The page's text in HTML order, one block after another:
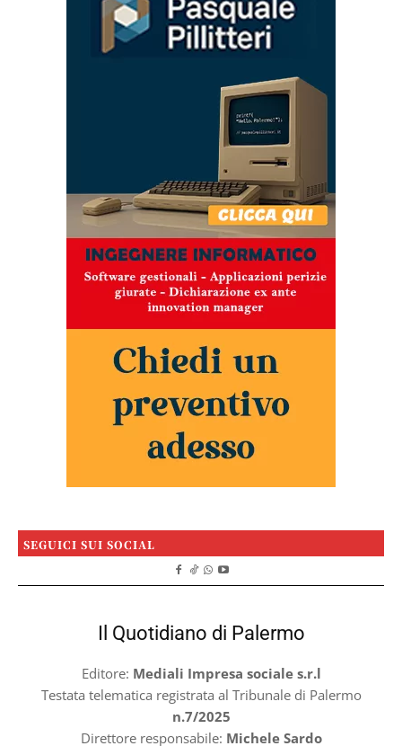
SEGUICI SUI SOCIAL
Il Quotidiano di Palermo
Editore: Mediali Impresa sociale s.r.l
Testata telematica registrata al Tribunale di Palermo
n.7/2025
Direttore responsabile: Michele Sardo